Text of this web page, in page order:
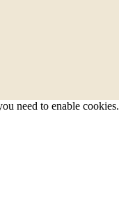
need to enable cookies.